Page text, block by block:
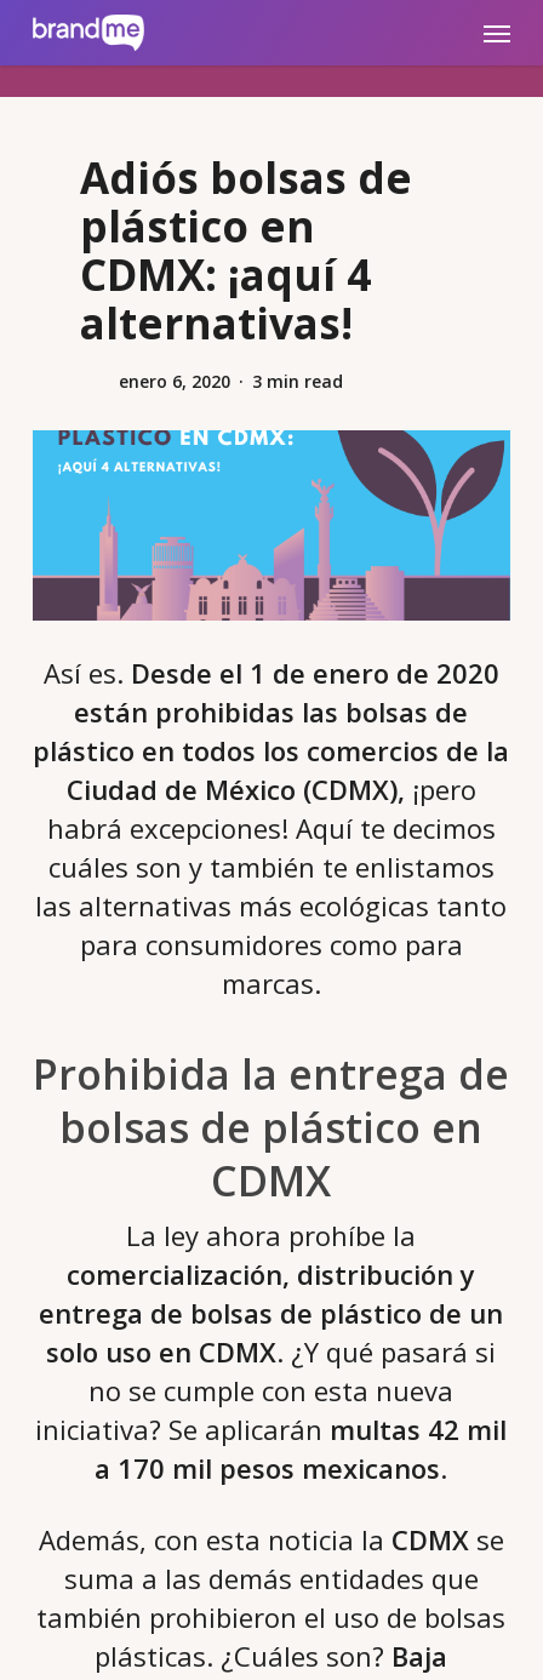
brandme.la Menu
Adiós bolsas de
plástico en
CDMX: ¡aquí 4
alternativas!
enero 6, 2020 3 min read
Así es. Desde el 1 de enero de 2020
están prohibidas las bolsas de
plástico en todos los comercios de la
Ciudad de México (CDMX), ¡pero
habrá excepciones! Aquí te decimos
cuáles son y también te enlistamos
las alternativas más ecológicas tanto
para consumidores como para
marcas.
Prohibida la entrega de
bolsas de plástico en
CDMX
La ley ahora prohíbe la
comercialización, distribución y
entrega de bolsas de plástico de un
solo uso en CDMX. ¿Y qué pasará si
no se cumple con esta nueva
iniciativa? Se aplicarán multas 42 mil
a 170 mil pesos mexicanos.
Además, con esta noticia la CDMXse
suma a las demás entidades que
también prohibieron el uso de bolsas
plásticas. ¿Cuáles son? Baja